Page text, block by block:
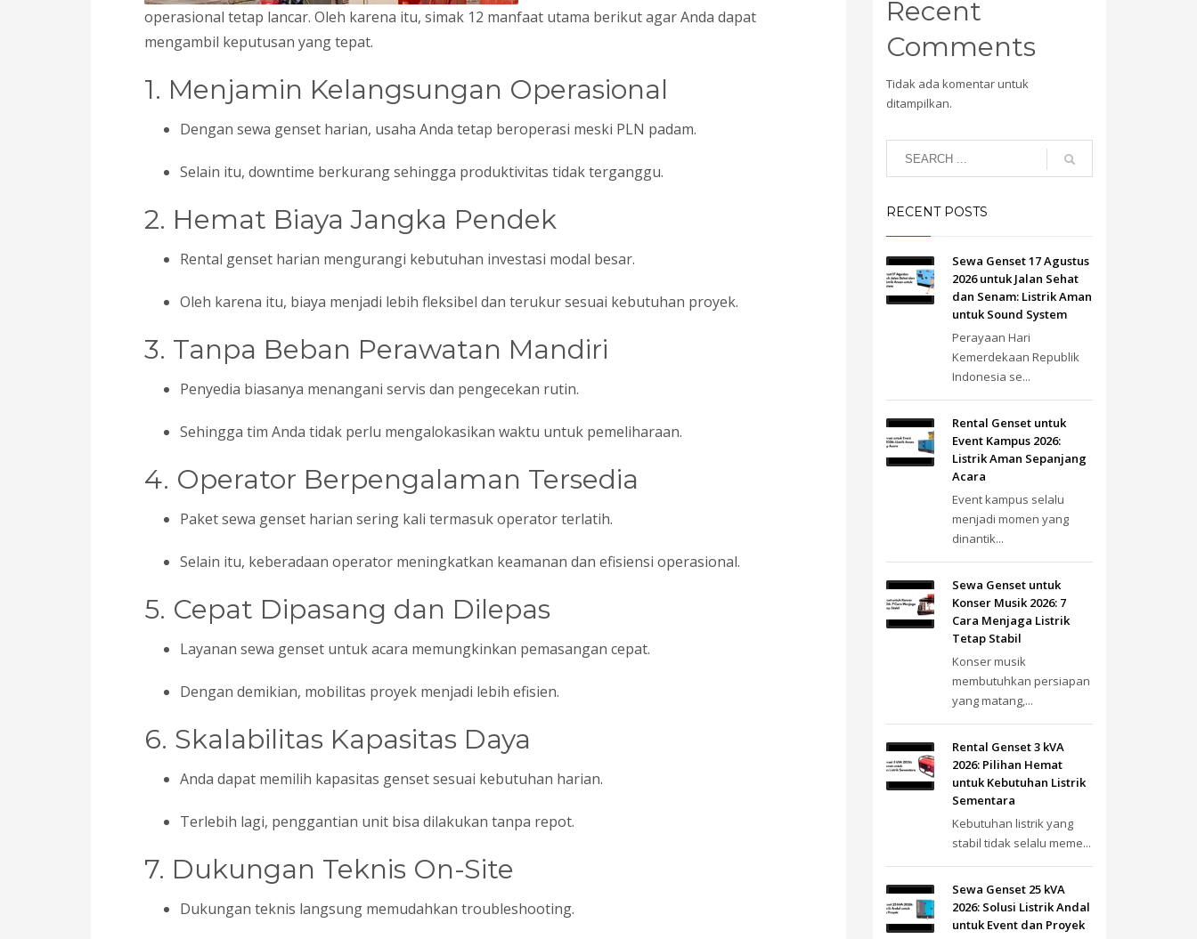
operasional tetap lancar. Oleh karena itu, simak 12 manfaat utama berikut agar Anda dapat
mengambil keputusan yang tepat.
1. Menjamin Kelangsungan Operasional
Dengan sewa genset harian, usaha Anda tetap beroperasi meski PLN padam.
Selain itu, downtime berkurang sehingga produktivitas tidak terganggu.
2. Hemat Biaya Jangka Pendek
Rental genset harian mengurangi kebutuhan investasi modal besar.
Oleh karena itu, biaya menjadi lebih fleksibel dan terukur sesuai kebutuhan proyek.
3. Tanpa Beban Perawatan Mandiri
Penyedia biasanya menangani servis dan pengecekan rutin.
Sehingga tim Anda tidak perlu mengalokasikan waktu untuk pemeliharaan.
4. Operator Berpengalaman Tersedia
Paket sewa genset harian sering kali termasuk operator terlatih.
Selain itu, keberadaan operator meningkatkan keamanan dan efisiensi operasional.
5. Cepat Dipasang dan Dilepas
Layanan sewa genset untuk acara memungkinkan pemasangan cepat.
Dengan demikian, mobilitas proyek menjadi lebih efisien.
6. Skalabilitas Kapasitas Daya
Anda dapat memilih kapasitas genset sesuai kebutuhan harian.
Terlebih lagi, penggantian unit bisa dilakukan tanpa repot.
7. Dukungan Teknis On-Site
Dukungan teknis langsung memudahkan troubleshooting.
Recent
Comments
Tidak ada komentar untuk
ditampilkan.
RECENT POSTS
Sewa Genset 17 Agustus
2026 untuk Jalan Sehat
dan Senam: Listrik Aman
untuk Sound System
Perayaan Hari
Kemerdekaan Republik
Indonesia se...
Rental Genset untuk
Event Kampus 2026:
Listrik Aman Sepanjang
Acara
Event kampus selalu
menjadi momen yang
dinantik...
Sewa Genset untuk
Konser Musik 2026: 7
Cara Menjaga Listrik
Tetap Stabil
Konser musik
membutuhkan persiapan
yang matang,...
Rental Genset 3 kVA
2026: Pilihan Hemat
untuk Kebutuhan Listrik
Sementara
Kebutuhan listrik yang
stabil tidak selalu meme...
Sewa Genset 25 kVA
2026: Solusi Listrik Andal
untuk Event dan Proyek